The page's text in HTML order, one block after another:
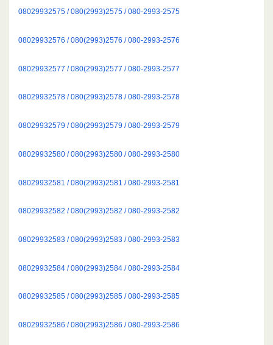
08029932575 / 080(2993)2575 / 080-2993-2575
08029932576 / 080(2993)2576 / 080-2993-2576
08029932577 / 080(2993)2577 / 080-2993-2577
08029932578 / 080(2993)2578 / 080-2993-2578
08029932579 / 080(2993)2579 / 080-2993-2579
08029932580 / 080(2993)2580 / 080-2993-2580
08029932581 / 080(2993)2581 / 080-2993-2581
08029932582 / 080(2993)2582 / 080-2993-2582
08029932583 / 080(2993)2583 / 080-2993-2583
08029932584 / 080(2993)2584 / 080-2993-2584
08029932585 / 080(2993)2585 / 080-2993-2585
08029932586 / 080(2993)2586 / 080-2993-2586